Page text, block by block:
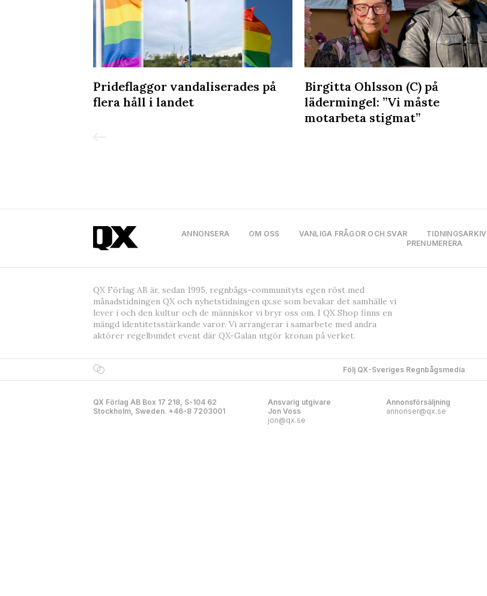
Prideflaggor vandaliserades på
flera håll i landet
Birgitta Ohlsson (C) på
lädermingel: ”Vi måste
motarbeta stigmat”
ANNONSERA OM OSS VANLIGA FRÅGOR OCH SVAR TIDNINGSARKIV
PRENUMERERA
QX Förlag AB är, sedan 1995, regnbågs-communityts egen röst med
månadstidningen QX och nyhetstidningen qx.se som bevakar det samhälle vi
lever i och den kultur och de människor vi bryr oss om. I QX Shop finns en
mängd identitetsstärkande varor. Vi arrangerar i samarbete med andra
aktörer regelbundet event där QX-Galan utgör kronan på verket.
Följ QX-Sveriges Regnbågsmedia
QX Förlag AB Box 17 218, S-104 62
Stockholm, Sweden. +46-8 7203001
Ansvarig utgivare
Jon Voss
jon@qx.se
Annonsförsäljning
annonser@qx.se